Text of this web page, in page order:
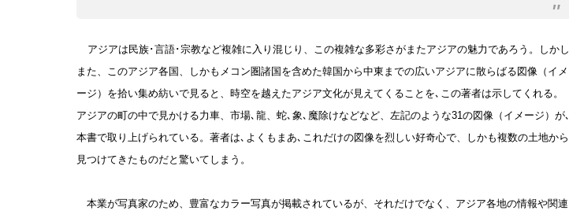
アジアは民族･言語･宗教など複雑に入り混じり、この複雑な多彩さがまたアジアの魅力であろう。しかし
また、このアジア各国、しかもメコン圏諸国を含めた韓国から中東までの広いアジアに散らばる図像（イメ
ージ）を拾い集め紡いで見ると、時空を越えたアジア文化が見えてくることを､この著者は示してくれる。
アジアの町の中で見かける力車、市場､龍、蛇､象､魔除けなどなど、左記のような31の図像（イメージ）が､
本書で取り上げられている。著者は､よくもまあ､これだけの図像を烈しい好奇心で、しかも複数の土地から
見つけてきたものだと驚いてしまう。
本業が写真家のため、豊富なカラー写真が掲載されているが、それだけでなく、アジア各地の情報や関連